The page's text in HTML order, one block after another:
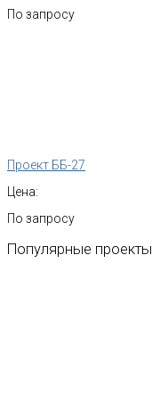
По запросу
Проект ББ-27
Цена:
По запросу
Популярные проекты